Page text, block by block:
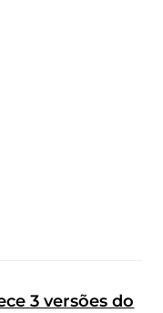
3 versões do